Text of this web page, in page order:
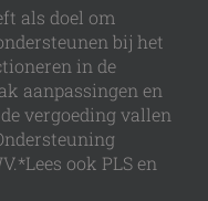
als doel om
bij het
in de
aanpassingen en
vergoeding vallen
ook PLS en